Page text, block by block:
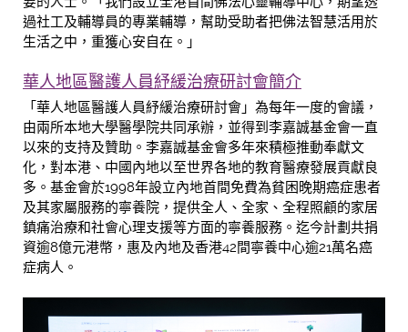
過社工及輔導員的專業輔導，幫助受助者把佛法智慧活用於
生活之中，重獲心安自在。」
華人地區醫護人員紓緩治療研討會簡介
「華人地區醫護人員紓緩治療研討會」為每年一度的會議，
由兩所本地大學醫學院共同承辦，並得到李嘉誠基金會一直
以來的支持及贊助。李嘉誠基金會多年來積極推動奉獻文
化，對本港、中國內地以至世界各地的教育醫療發展貢獻良
多。基金會於1998年設立內地首間免費為貧困晚期癌症患者
及其家屬服務的寧養院，提供全人、全家、全程照顧的家居
鎮痛治療和社會心理支援等方面的寧養服務。迄今計劃共捐
資逾8億元港幣，惠及內地及香港42間寧養中心逾21萬名癌
症病人。